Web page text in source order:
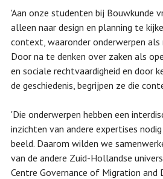
'Aan onze studenten bij Bouwkunde
alleen naar design en planning te
context, waaronder onderwerpen
Door na te denken over zaken als
en sociale rechtvaardigheid en door
de geschiedenis, begrijpen ze die
'Die onderwerpen hebben een
inzichten van andere expertises
beeld. Daarom wilden we
van de andere Zuid-Hollandse
Centre Governance of Migration and